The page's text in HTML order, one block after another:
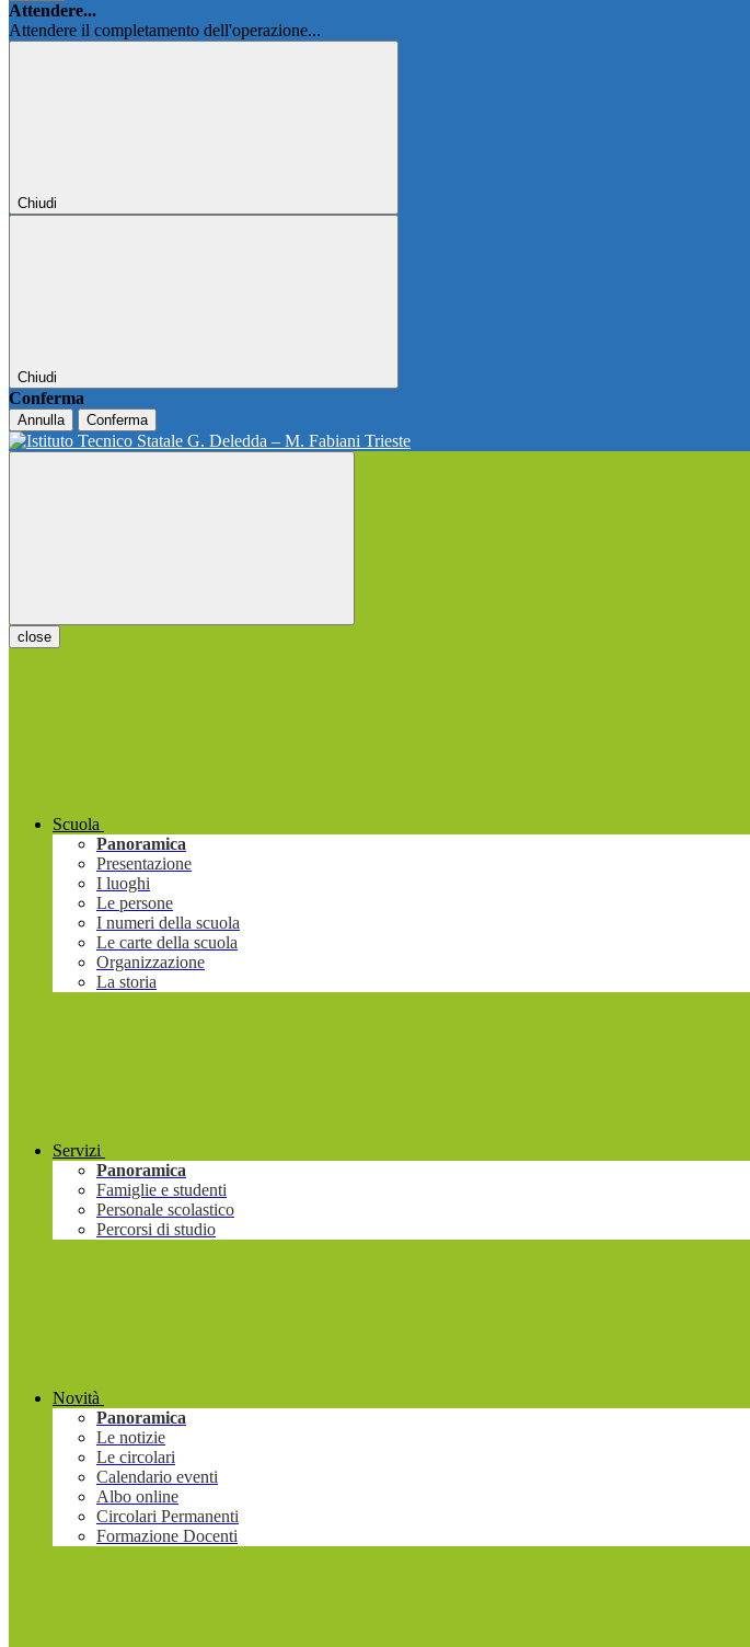
Attendere...
Attendere il completamento dell'operazione...
Chiudi
Chiudi
Conferma
Annulla Conferma
close
Scuola
Panoramica
Presentazione
I luoghi
Le persone
I numeri della scuola
Le carte della scuola
Organizzazione
La storia
Servizi
Panoramica
Famiglie e studenti
Personale scolastico
Percorsi di studio
Novità
Panoramica
Le notizie
Le circolari
Calendario eventi
Albo online
Circolari Permanenti
Formazione Docenti